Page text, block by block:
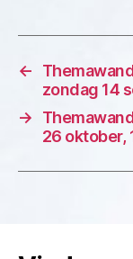
←
zondag 14
→
26 oktober,